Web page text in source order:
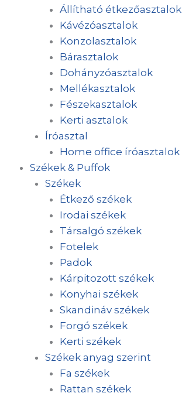
Állítható étkezőasztalok
Kávézóasztalok
Konzolasztalok
Bárasztalok
Dohányzóasztalok
Mellékasztalok
Fészekasztalok
Kerti asztalok
Íróasztal
Home office íróasztalok
Székek & Puffok
Székek
Étkező székek
Irodai székek
Társalgó székek
Fotelek
Padok
Kárpitozott székek
Konyhai székek
Skandináv székek
Forgó székek
Kerti székek
Székek anyag szerint
Fa székek
Rattan székek